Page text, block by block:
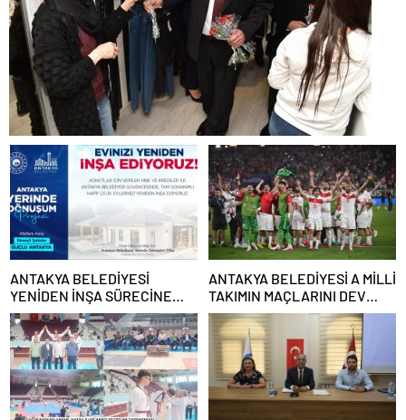
ANTAKYA BELEDİYESİ
YENİDEN İNŞA SÜRECİNE
DESTEK VERECEK
ANTAKYA BELEDİYESİ A MİLLİ
TAKIMIN MAÇLARINI DEV
EKRANDAN YAYINLAYACAK